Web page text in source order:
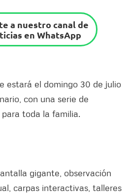
a nuestro canal de
en WhatsApp
estará el domingo 30 de julio
con una serie de
toda la familia.
gigante, observación
carpas interactivas, talleres